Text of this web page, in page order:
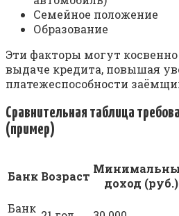
Семейное положение
Образование
Эти факторы могут
выдаче кредита, повышая
платежеспособности
Сравнительная таблица
(пример)
Банк Возраст
доход (руб.)
Банк